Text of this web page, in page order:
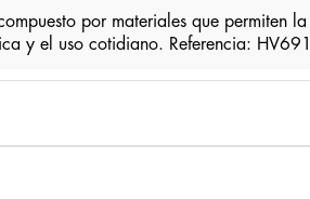
por materiales que permiten
y el uso cotidiano. Referencia: